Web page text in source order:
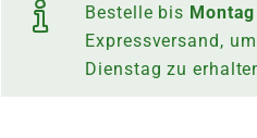
Bestelle bis Montag
Expressversand,
Dienstag zu